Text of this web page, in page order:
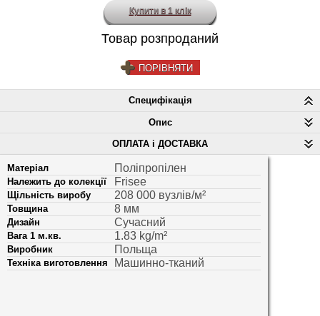
Купити в 1 клік
Товар розпроданий
ПОРІВНЯТИ
Специфікація
Опис
ОПЛАТА і ДОСТАВКА
Матеріал Поліпропілен
Належить до колекції Frisee
Щільність виробу 208 000 вузлів/м²
Товщина 8 мм
Дизайн Сучасний
Вага 1 м.кв. 1.83 kg/m²
Виробник Польща
Техніка виготовлення Машинно-тканий